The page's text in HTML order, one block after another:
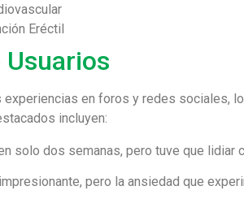
Eréctil
en foros y redes sociales,
incluyen:
solo dos semanas, pero tuve que
pero la ansiedad que